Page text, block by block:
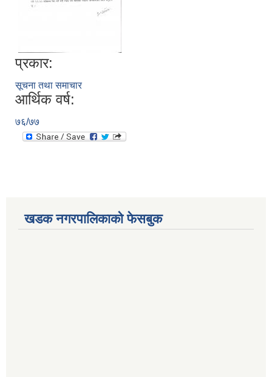
प्रकार:
सूचना तथा समाचार
आर्थिक वर्ष:
७६/७७
खडक नगरपालिकाको फेसबुक